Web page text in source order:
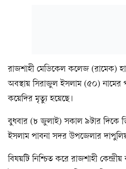
রাজশাহী মেডিকেল কলেজ (রামেক)
অবস্থায় সিরাজুল ইসলাম (৫০) নামের
কয়েদির মৃত্যু হয়েছে।
বুধবার (৮ জুলাই) সকাল ৯টার দিকে
ইসলাম পাবনা সদর উপজেলার দাপুলিয়া
বিষয়টি নিশ্চিত করে রাজশাহী